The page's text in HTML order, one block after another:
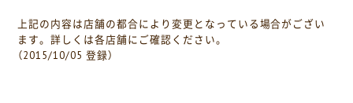
上記の内容は店舗の都合により変更となっている場合がござい
ます。詳しくは各店舗にご確認ください。
（2015/10/05 登録）